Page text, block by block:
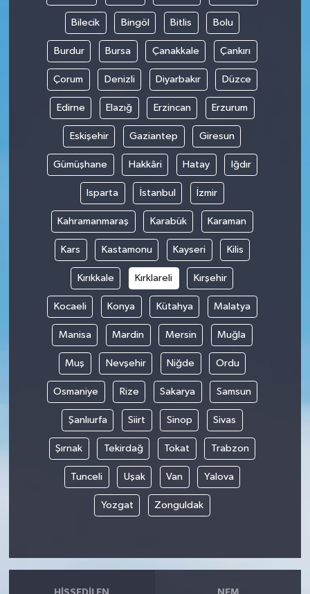
Bilecik Bingöl Bitlis Bolu
Burdur Bursa Çanakkale Çankırı
Çorum Denizli Diyarbakır Düzce
Edirne Elazığ Erzincan Erzurum
Eskişehir Gaziantep Giresun
Gümüşhane Hakkâri Hatay Iğdır
Isparta İstanbul İzmir
Kahramanmaraş Karabük Karaman
Kars Kastamonu Kayseri Kilis
Kırıkkale Kırklareli Kırşehir
Kocaeli Konya Kütahya Malatya
Manisa Mardin Mersin Muğla
Muş Nevşehir Niğde Ordu
Osmaniye Rize Sakarya Samsun
Şanlıurfa Siirt Sinop Sivas
Şırnak Tekirdağ Tokat Trabzon
Tunceli Uşak Van Yalova
Yozgat Zonguldak